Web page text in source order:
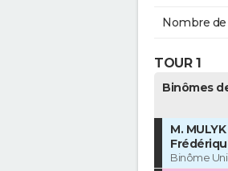
Nombre
TOUR 1
Binômes
M.
Binôme